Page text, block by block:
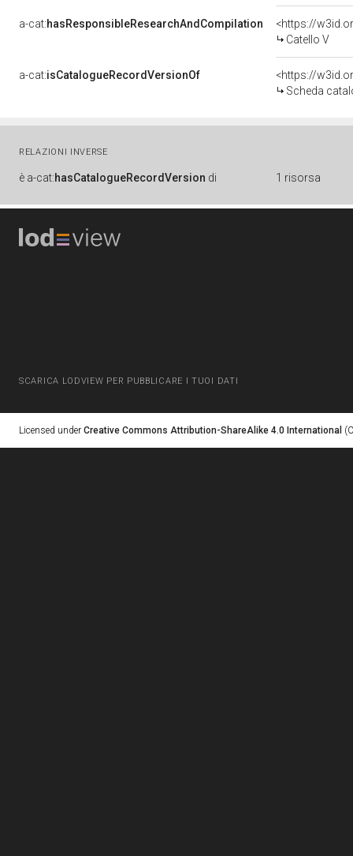
a-cat:hasResponsibleResearchAndCompilation
<https://
Catello V
a-cat:isCatalogueRecordVersionOf
<https://
Scheda
RELAZIONI INVERSE
è a-cat:hasCatalogueRecordVersion di 1 risorsa
SCARICA LODVIEW PER PUBBLICARE I TUOI DATI
Licensed under Creative Commons Attribution-ShareAlike 4.0 International